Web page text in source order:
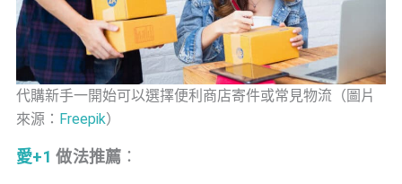
代購新手一開始可以選擇便利商店寄件或常見物流（圖片
來源： Freepik）
愛+1做法推薦 ：